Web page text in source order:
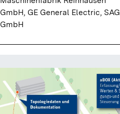
GmbH, GE General Electric, SAG
GmbH